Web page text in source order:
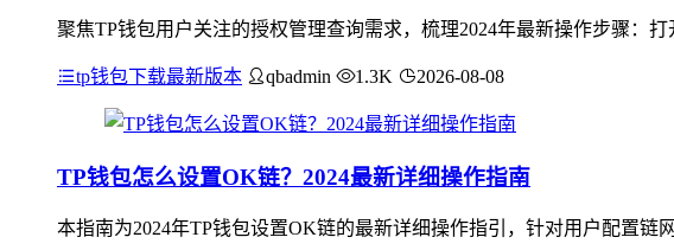
聚焦TP钱包用户关注的授权管理查询需求，梳理2024年最新操作步骤：
tp钱包下载最新版本 qbadmin 1.3K 2026-08-08
TP钱包怎么设置OK链？2024最新详细操作指南
本指南为2024年TP钱包设置OK链的最新详细操作指引，针对用户配置链